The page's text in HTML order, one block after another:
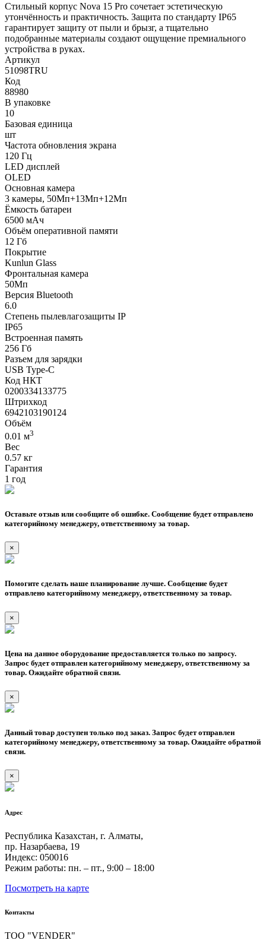
Стильный корпус Nova 15 Pro сочетает эстетическую
утончённость и практичность. Защита по стандарту IP65
гарантирует защиту от пыли и брызг, а тщательно
подобранные материалы создают ощущение премиального
устройства в руках.
Артикул
51098TRU
Код
88980
В упаковке
10
Базовая единица
шт
Частота обновления экрана
120 Гц
LED дисплей
OLED
Основная камера
3 камеры, 50Мп+13Мп+12Мп
Ёмкость батареи
6500 мАч
Объём оперативной памяти
12 Гб
Покрытие
Kunlun Glass
Фронтальная камера
50Мп
Версия Bluetooth
6.0
Степень пылевлагозащиты IP
IP65
Встроенная память
256 Гб
Разъем для зарядки
USB Type-C
Код НКТ
0200334133775
Штрихкод
6942103190124
Объём
0.01 м3
Вес
0.57 кг
Гарантия
1 год
Оставьте отзыв или сообщите об ошибке. Сообщение будет отправлено
категорийному менеджеру, ответственному за товар.
×
Помогите сделать наше планирование лучше. Сообщение будет
отправлено категорийному менеджеру, ответственному за товар.
×
Цена на данное оборудование предоставляется только по запросу.
Запрос будет отправлен категорийному менеджеру, ответственному за
товар. Ожидайте обратной связи.
×
Данный товар доступен только под заказ. Запрос будет отправлен
категорийному менеджеру, ответственному за товар. Ожидайте обратной
связи.
×
Адрес
Республика Казахстан, г. Алматы,
пр. Назарбаева, 19
Индекс: 050016
Режим работы: пн. – пт., 9:00 – 18:00
Посмотреть на карте
Контакты
ТОО "VENDER"